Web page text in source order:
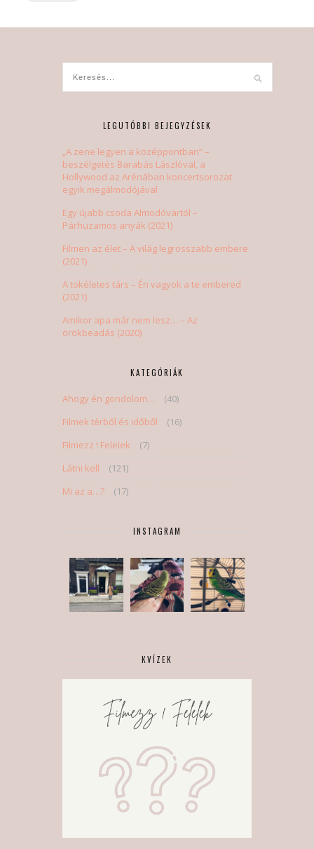
LEGUTÓBBI BEJEGYZÉSEK
„A zene legyen a középpontban” –
beszélgetés Barabás Lászlóval, a
Hollywood az Arénában koncertsorozat
egyik megálmodójával
Egy újabb csoda Almodóvartól –
Párhuzamos anyák (2021)
Filmen az élet – A világ legrosszabb embere
(2021)
A tökéletes társ – Én vagyok a te embered
(2021)
Amikor apa már nem lesz… – Az
örökbeadás (2020)
KATEGÓRIÁK
Ahogy én gondolom…
(40)
Filmek térből és időből
(16)
Filmezz ! Felelek
(7)
Látni kell
(121)
Mi az a…?
(17)
INSTAGRAM
KVÍZEK